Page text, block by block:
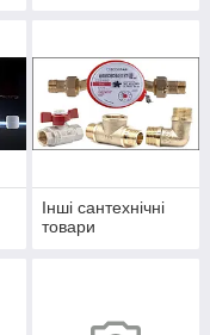
Інші сантехнічні
товари